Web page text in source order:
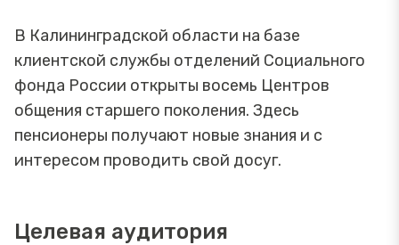
В Калининградской области на базе
клиентской службы отделений Социального
фонда России открыты восемь Центров
общения старшего поколения. Здесь
пенсионеры получают новые знания и с
интересом проводить свой досуг.
Целевая аудитория